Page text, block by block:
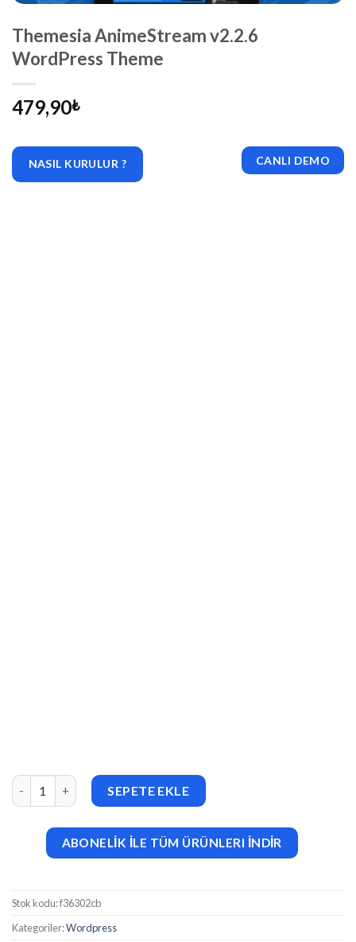
Themesia AnimeStream v2.2.6
WordPress Theme
479,90₺
NASIL KURULUR ? CANLI DEMO
Themesia AnimeStream v2.2.6 WordPress Theme adet
SEPETE EKLE
ABONELİK İLE TÜM ÜRÜNLERI İNDİR
Stok kodu:f36302cb
Kategoriler:Wordpress